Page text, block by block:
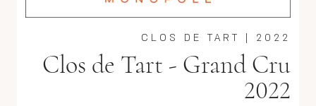
2022
|
CLOS DE TART
Clos de Tart - Grand Cru
2022